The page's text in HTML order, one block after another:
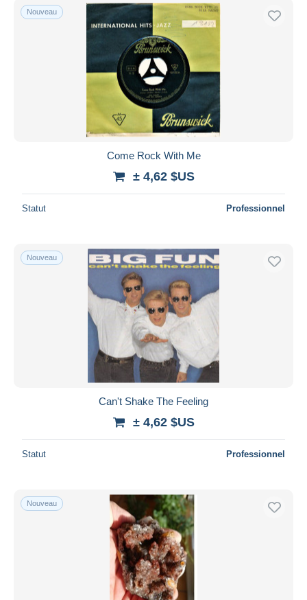
Nouveau
Come Rock With Me
± 4,62 $US
Statut Professionnel
Nouveau
Can't Shake The Feeling
± 4,62 $US
Statut Professionnel
Nouveau